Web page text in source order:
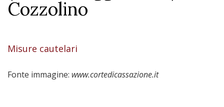
Cozzolino
Misure cautelari
Fonte immagine: www.cortedicassazione.it